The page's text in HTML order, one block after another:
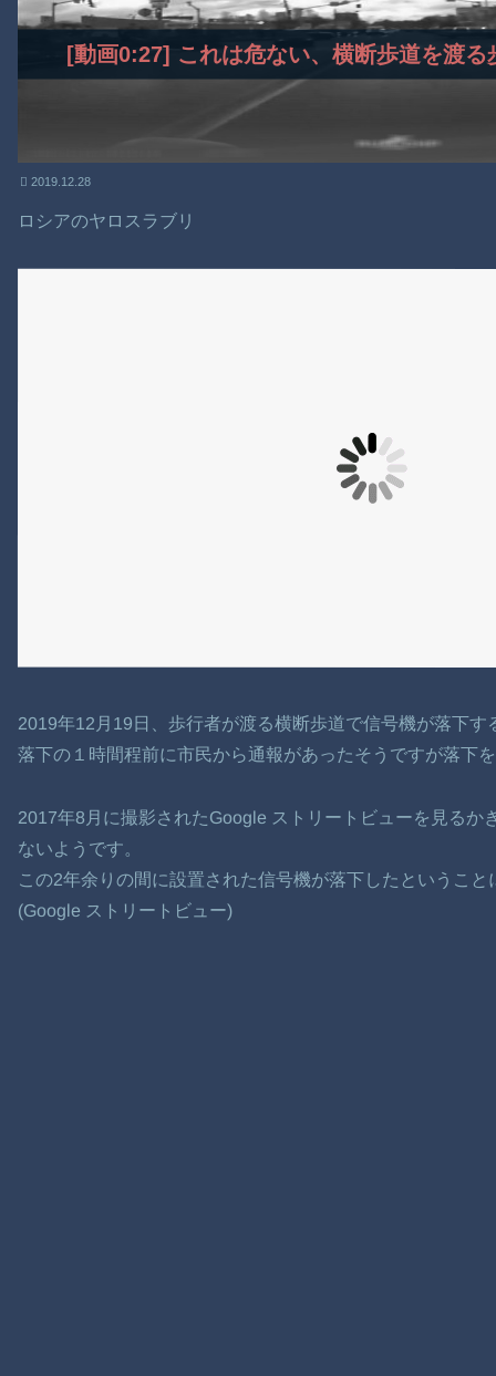
[動画0:27] これは危ない、横断歩道を渡
2019.12.28
ロシアのヤロスラブリ
2019年12月19日、歩行者が渡る横断歩道で信号機が落下す
落下の１時間程前に市民から通報があったそうですが落下
2017年8月に撮影されたGoogle ストリートビューを見るか
ないようです。
この2年余りの間に設置された信号機が落下したということ
(Google ストリートビュー)